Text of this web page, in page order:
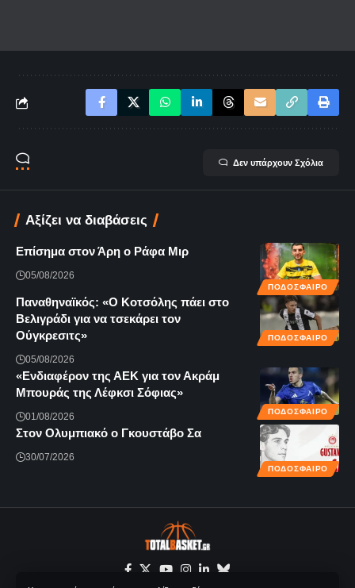
Δεν υπάρχουν Σχόλια
Αξίζει να διαβάσεις
ΠΟΔΟΣΦΑΙΡΟ
Επίσημα στον Άρη ο Ράφα Μιρ
05/08/2026
ΠΟΔΟΣΦΑΙΡΟ
Παναθηναϊκός: «Ο Κοτσόλης πάει στο
Βελιγράδι για να τσεκάρει τον
Ούγκρεσιτς»
05/08/2026
ΠΟΔΟΣΦΑΙΡΟ
«Ενδιαφέρον της ΑΕΚ για τον Ακράμ
Μπουράς της Λέφκσι Σόφιας»
01/08/2026
ΠΟΔΟΣΦΑΙΡΟ
Στον Ολυμπιακό ο Γκουστάβο Σα
30/07/2026